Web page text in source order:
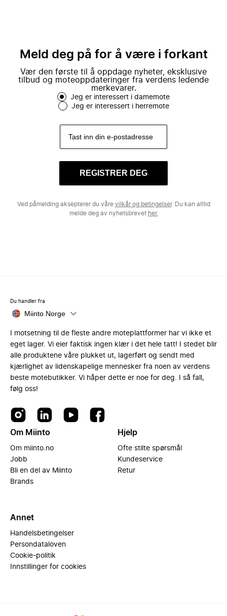
Meld deg på for å være i forkant
Vær den første til å oppdage nyheter, eksklusive
tilbud og moteoppdateringer fra verdens ledende
merkevarer.
Jeg er interessert i damemote
Jeg er interessert i herremote
REGISTRER DEG
Ved påmelding aksepterer du våre vilkår og betingelser. Du kan alltid
melde deg av nyhetsbrevet her.
Du handler fra
Miinto Norge
I motsetning til de fleste andre moteplattformer har vi ikke et
eget lager. Vi eier faktisk ingen klær i det hele tatt! I stedet blir
alle produktene våre plukket ut, lagerført og sendt med
kjærlighet av lidenskapelige mennesker fra noen av verdens
beste motebutikker. Vi håper dette er noe for deg. I så fall,
følg oss!
Om Miinto
Om miinto.no
Jobb
Bli en del av Miinto
Brands
Hjelp
Ofte stilte spørsmål
Kundeservice
Retur
Annet
Handelsbetingelser
Persondataloven
Cookie-politik
Innstillinger for cookies